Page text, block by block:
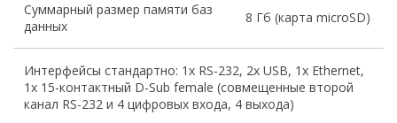
Суммарный размер памяти баз
данных
8 Гб (карта microSD)
Интерфейсы стандартно: 1х RS-232, 2х USB, 1x Ethernet,
1х 15-контактный D-Sub female (совмещенные второй
канал RS-232 и 4 цифровых входа, 4 выхода)